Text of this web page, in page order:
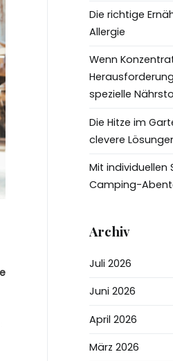
Die richtige
Allergie
Wenn
spezielle
Die Hitze im
clevere
Mit individuellen
Camping-
Archiv
Juli 2026
Juni 2026
April 2026
März 2026